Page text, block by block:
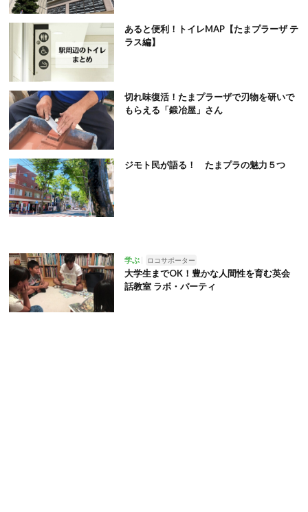
あると便利！トイレMAP【たまプラーザ テ
ラス編】
切れ味復活！たまプラーザで刃物を研いで
もらえる「鍛冶屋」さん
ジモト民が語る！ たまプラの魅力５つ
学ぶ ロコサポーター
大学生までOK！豊かな人間性を育む英会
話教室 ラボ・パーティ